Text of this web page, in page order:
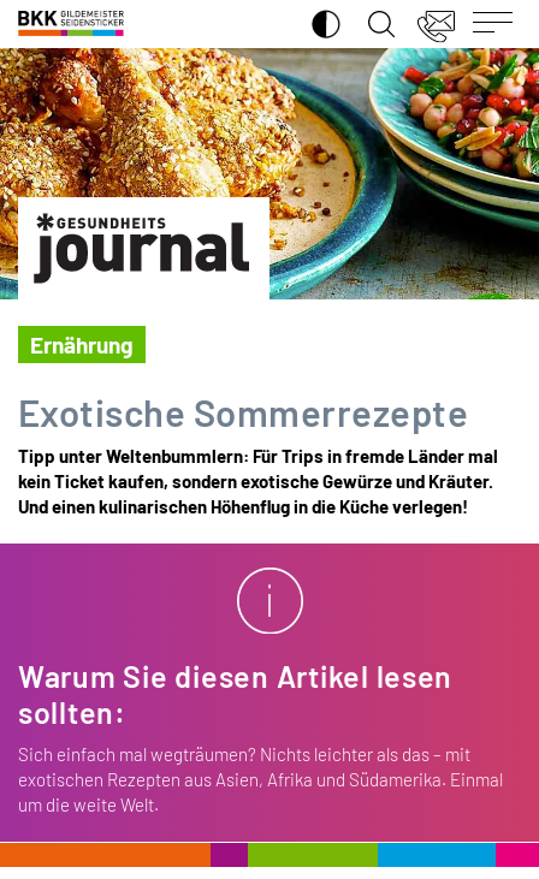
BKK
Gildemeister
Seidensticker
SUCHE ÖFFNEN
Ernährung
Exotische Sommer­rezepte
Tipp unter Weltenbummlern: Für Trips in fremde Länder mal
kein Ticket kaufen, sondern exotische Gewürze und Kräuter.
Und einen kulinarischen Höhenflug in die Küche verlegen!
Warum Sie diesen Artikel lesen
sollten:
Sich einfach mal wegträumen? Nichts leichter als das – mit
exotischen Rezepten aus Asien, Afrika und Südamerika. Einmal
um die weite Welt.